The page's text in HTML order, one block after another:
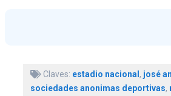
Claves: estadio nacional , josé
sociedades anonimas deportivas,